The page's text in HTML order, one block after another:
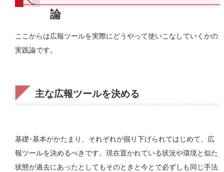
論
ここからは広報ツールを実際にどうやって使いこなしていくかの
実践論です。
主な広報ツールを決める
基礎･基本がかたまり、それぞれが掘り下げられてはじめて、広
報ツールを決めるべきです。現在置かれている状況や環境と似た
状態が過去にあったとしてもそのときと今とで必ずしも同じ手法